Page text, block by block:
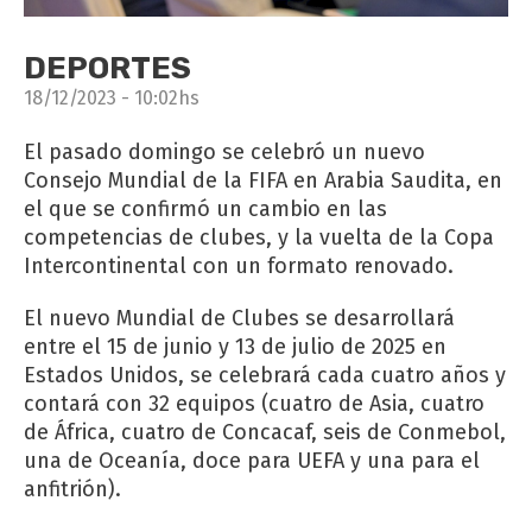
DEPORTES
18/12/2023 - 10:02hs
El pasado domingo se celebró un nuevo
Consejo Mundial de la FIFA en Arabia Saudita, en
el que se confirmó un cambio en las
competencias de clubes, y la vuelta de la Copa
Intercontinental con un formato renovado.
El nuevo Mundial de Clubes se desarrollará
entre el 15 de junio y 13 de julio de 2025 en
Estados Unidos, se celebrará cada cuatro años y
contará con 32 equipos (cuatro de Asia, cuatro
de África, cuatro de Concacaf, seis de Conmebol,
una de Oceanía, doce para UEFA y una para el
anfitrión).